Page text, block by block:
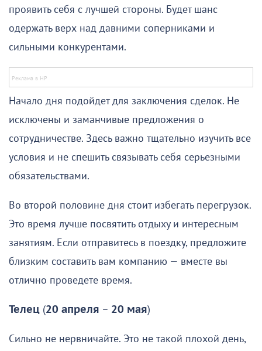
проявить себя с лучшей стороны. Будет шанс
одержать верх над давними соперниками и
сильными конкурентами.
Начало дня подойдет для заключения сделок. Не
исключены и заманчивые предложения о
сотрудничестве. Здесь важно тщательно изучить все
условия и не спешить связывать себя серьезными
обязательствами.
Во второй половине дня стоит избегать перегрузок.
Это время лучше посвятить отдыху и интересным
занятиям. Если отправитесь в поездку, предложите
близким составить вам компанию — вместе вы
отлично проведете время.
Телец (20 апреля – 20 мая)
Сильно не нервничайте. Это не такой плохой день,